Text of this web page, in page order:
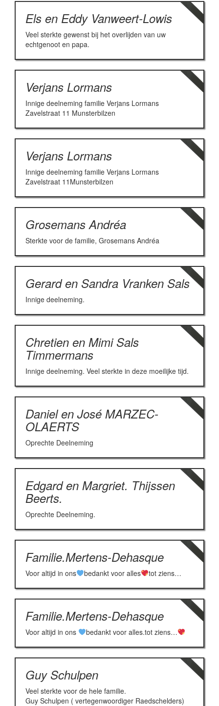
Els en Eddy Vanweert-Lowis
Veel sterkte gewenst bij het overlijden van uw
echtgenoot en papa.
Verjans Lormans
Innige deelneming familie Verjans Lormans
Zavelstraat 11 Munsterbilzen
Verjans Lormans
Innige deelneming familie Verjans Lormans
Zavelstraat 11Munsterbilzen
Grosemans Andréa
Sterkte voor de familie, Grosemans Andréa
Gerard en Sandra Vranken Sals
Innige deelneming.
Chretien en Mimi Sals
Timmermans
Innige deelneming. Veel sterkte in deze moeilijke tijd.
Daniel en José MARZEC-
OLAERTS
Oprechte Deelneming
Edgard en Margriet. Thijssen
Beerts.
Oprechte Deelneming.
Familie.Mertens-Dehasque
Voor altijd in ons bedankt voor alles tot ziens…
Familie.Mertens-Dehasque
Voor altijd in ons bedankt voor alles.tot ziens…
Guy Schulpen
Veel sterkte voor de hele familie.
Guy Schulpen ( vertegenwoordiger Raedschelders)